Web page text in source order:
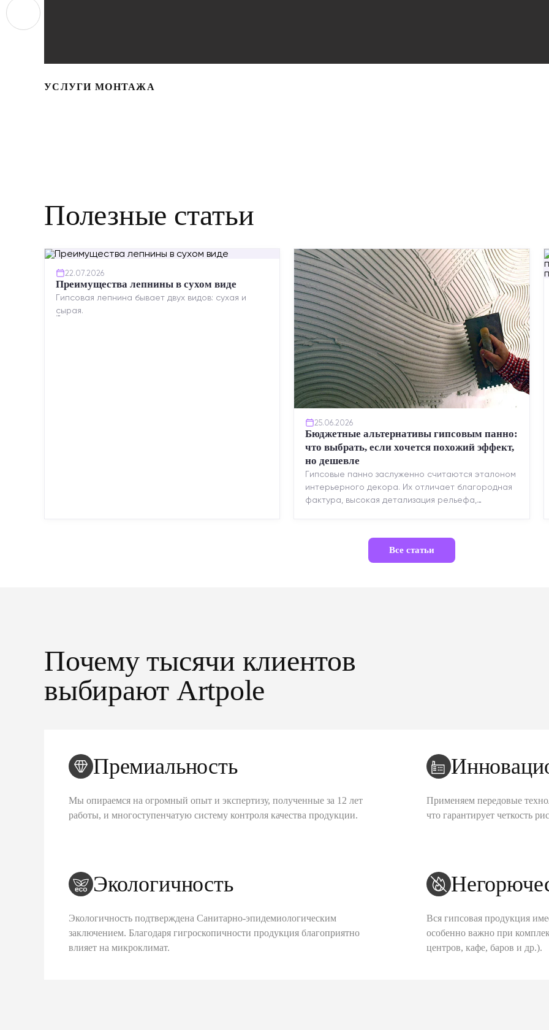
УСЛУГИ МОНТАЖА
Полезные статьи
22.07.2026
Преимущества лепнины в сухом виде
Гипсовая лепнина бывает двух видов: сухая и
сырая.
25.06.2026
Бюджетные альтернативы гипсовым панно:
что выбрать, если хочется похожий эффект,
но дешевле
Гипсовые панно заслуженно считаются эталоном
интерьерного декора. Их отличает благородная
фактура, высокая детализация рельефа,
Все статьи
Почему тысячи клиентов
выбирают Artpole
Премиальность
Мы опираемся на огромный опыт и экспертизу, полученные за 12 лет
работы, и многоступенчатую систему контроля качества продукции.
Применяем передовые
что гарантирует четкость
Экологичность
Экологичность подтверждена Санитарно-эпидемиологическим
заключением. Благодаря гигроскопичности продукция благоприятно
влияет на микроклимат.
Вся гипсовая продукция
особенно важно при
центров, кафе, баров и др.).